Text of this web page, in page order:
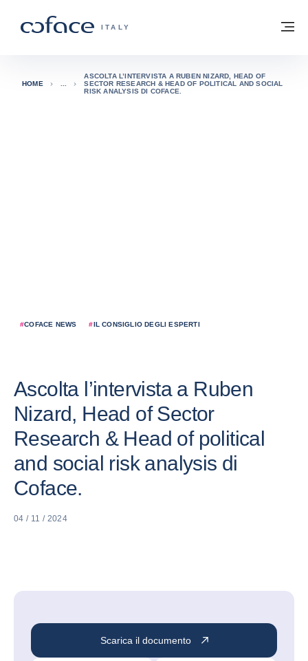
COFACE FOR TRADE - GROUP WEBSITE
ITALY
Torna alla Homepage
#COFACE NEWS #IL CONSIGLIO DEGLI ESPERTI
HOME
ASCOLTA L’INTERVISTA A RUBEN NIZARD, HEAD OF
SECTOR RESEARCH & HEAD OF POLITICAL AND SOCIAL
RISK ANALYSIS DI COFACE.
Ascolta l’intervista a Ruben
Nizard, Head of Sector
Research & Head of political
and social risk analysis di
Coface.
04 / 11 / 2024
Scarica il documento